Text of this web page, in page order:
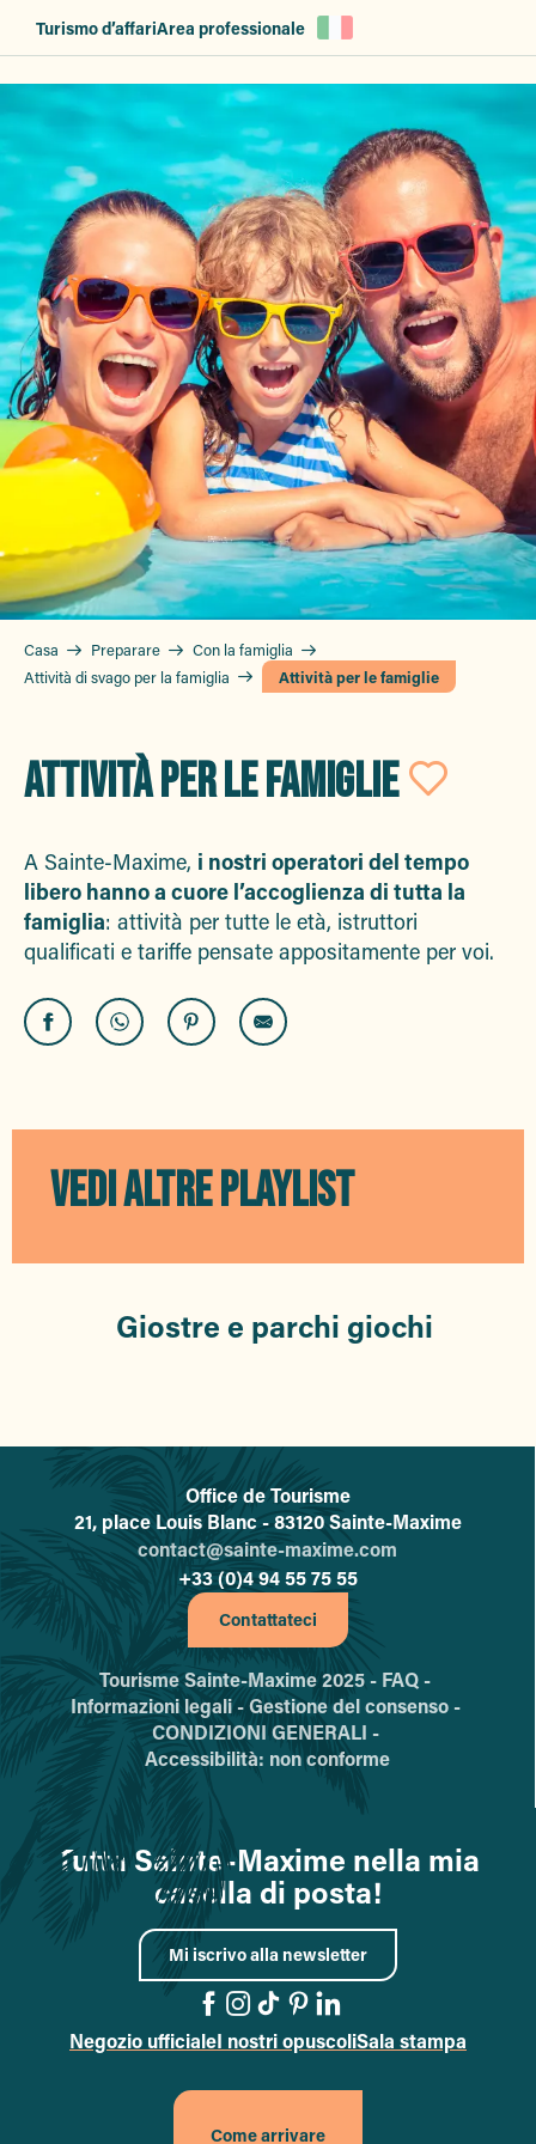
Turismo d’affariArea professionale
Casa Preparare
Con la famiglia
Attività di svago per la famiglia
Attività per le famiglie
ATTIVITÀ PER LE FAMIGLIE
A Sainte-Maxime, i nostri operatori del tempo
libero hanno a cuore l’accoglienza di tutta la
famiglia: attività per tutte le età, istruttori
qualificati e tariffe pensate appositamente per voi.
Paddle and Fun
Water Glisse Passion
Centre de plongée Kétos
VEDI ALTRE PLAYLIST
Giostre e parchi giochi
L'office de tourisme de Sainte-
Office de Tourisme
21, place Louis Blanc - 83120 Sainte-Maxime
contact@sainte-maxime.com
+33 (0)4 94 55 75 55
Contattateci
Tourisme Sainte-Maxime 2025 - FAQ -
Informazioni legali -Gestione del consenso -
CONDIZIONI GENERALI -
Accessibilità: non conforme
Tutta Sainte-Maxime nella mia
casella di posta!
Mi iscrivo alla newsletter
Vai alla pagina Facebook
Vai alla pagina
Vai alla pagina TikTok
Vai alla pagina
Accedi alla
Negozio ufficialeI nostri opuscoliSala stampa
Come arrivare